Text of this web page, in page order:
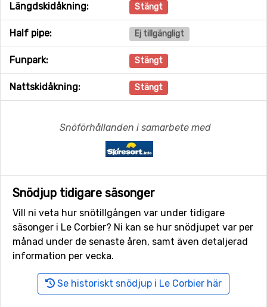
Längdskidåkning: Stängt
Half pipe: Ej tillgängligt
Funpark: Stängt
Nattskidåkning: Stängt
Snöförhållanden i samarbete med
Snödjup tidigare säsonger
Vill ni veta hur snötillgången var under tidigare
säsonger i Le Corbier? Ni kan se hur snödjupet var per
månad under de senaste åren, samt även detaljerad
information per vecka.
Se historiskt snödjup i Le Corbier här